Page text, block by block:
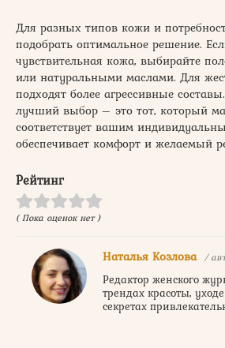
Для разных типов кожи и
подобрать оптимальное решение.
чувствительная кожа, выбирайте
или натуральными маслами. Для
подходят более агрессивные
лучший выбор – это тот, который
соответствует вашим
обеспечивает комфорт и желаемый
Рейтинг
( Пока оценок нет )
Наталья Козлова /
Редактор женского
трендах красоты,
секретах